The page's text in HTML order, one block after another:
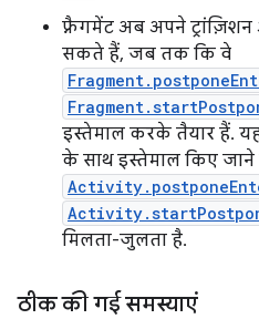
फ़्रैगमेंट अब अपने
सकते हैं, जब तक कि वे
इस्तेमाल करके तैयार हैं. यह
के साथ इस्तेमाल किए जाने
मिलता-जुलता है.
ठीक की गई समस्याएं